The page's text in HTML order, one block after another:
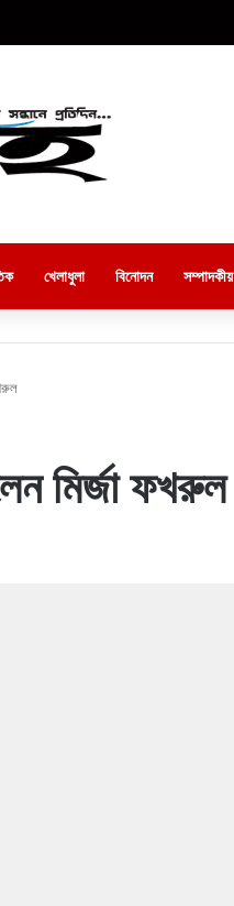
খেলাধুলা বিনোদন সম্পাদকীয়
মির্জা ফখরুল